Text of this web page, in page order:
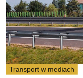
Transport w mediach